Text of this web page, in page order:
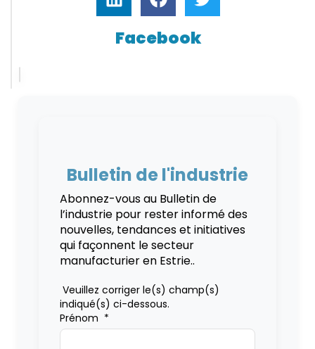
Facebook
Bulletin de l'industrie
Abonnez-vous au Bulletin de
l’industrie pour rester informé des
nouvelles, tendances et initiatives
qui façonnent le secteur
manufacturier en Estrie..
Veuillez corriger le(s) champ(s)
indiqué(s) ci-dessous.
Prénom *